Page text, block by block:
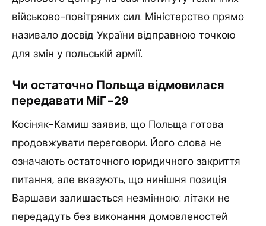
військово-повітряних сил. Міністерство прямо
називало досвід України відправною точкою
для змін у польській армії.
Чи остаточно Польща відмовилася
передавати МіГ-29
Косіняк-Камиш заявив, що Польща готова
продовжувати переговори. Його слова не
означають остаточного юридичного закриття
питання, але вказують, що нинішня позиція
Варшави залишається незмінною: літаки не
передадуть без виконання домовленостей